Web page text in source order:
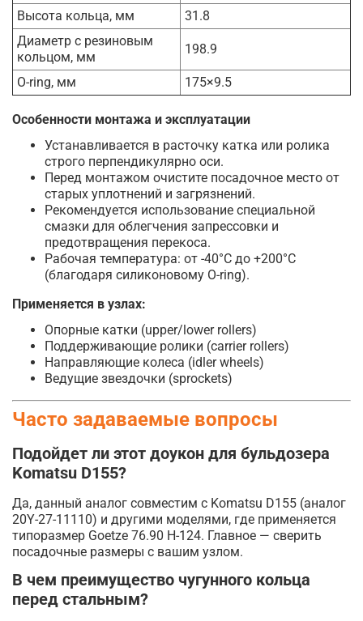
Высота кольца, мм
31.8
Диаметр с резиновым
кольцом, мм
198.9
O-ring, мм 175×9.5
Особенности монтажа и эксплуатации
Устанавливается в расточку катка или ролика
строго перпендикулярно оси.
Перед монтажом очистите посадочное место от
старых уплотнений и загрязнений.
Рекомендуется использование специальной
смазки для облегчения запрессовки и
предотвращения перекоса.
Рабочая температура: от -40°C до +200°C
(благодаря силиконовому O-ring).
Применяется в узлах:
Опорные катки (upper/lower rollers)
Поддерживающие ролики (carrier rollers)
Направляющие колеса (idler wheels)
Ведущие звездочки (sprockets)
Часто задаваемые вопросы
Подойдет ли этот доукон для бульдозера
Komatsu D155?
Да, данный аналог совместим с Komatsu D155 (аналог
20Y-27-11110) и другими моделями, где применяется
типоразмер Goetze 76.90 H-124. Главное — сверить
посадочные размеры с вашим узлом.
В чем преимущество чугунного кольца
перед стальным?